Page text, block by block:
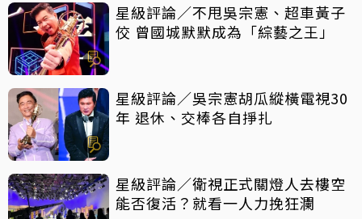
星級評論／不甩吳宗憲、超車黃子
佼 曾國城默默成為「綜藝之王」
星級評論／吳宗憲胡瓜縱橫電視30
年 退休、交棒各自掙扎
星級評論／衛視正式關燈人去樓空
能否復活？就看一人力挽狂瀾